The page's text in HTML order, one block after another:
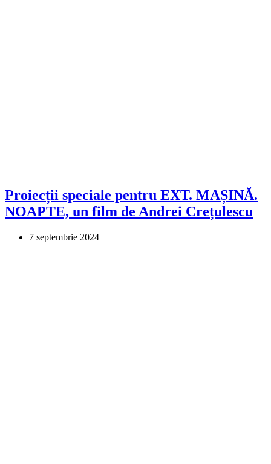
Proiecții speciale pentru EXT. MAȘINĂ.
NOAPTE, un film de Andrei Crețulescu
7 septembrie 2024